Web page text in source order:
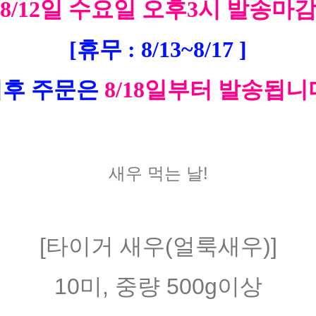
8/12일 수요일 오후3시 발송마감
[휴무 : 8/13~8/17 ]
주문은 8/18일부터 발송됩니
새우 먹는 날!
[타이거 새우(얼룩새우)]
10미, 중량 500g이상